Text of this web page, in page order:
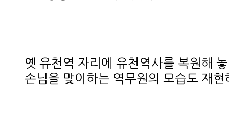
옛 유천역 자리에 유천역사를 복원해
손님을 맞이하는 역무원의 모습도 재현